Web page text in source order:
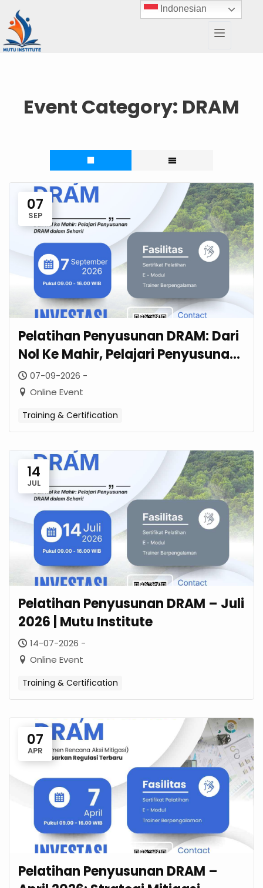
Event Category: DRAM
07
SEP
Pelatihan Penyusunan DRAM: Dari
Nol Ke Mahir, Pelajari Penyusunan
DRAM Dalam Sehari! – September
2026
07-09-2026 -
Online Event
Training & Certification
14
JUL
Pelatihan Penyusunan DRAM – Juli
2026 | Mutu Institute
14-07-2026 -
Online Event
Training & Certification
07
APR
Pelatihan Penyusunan DRAM –
Indonesian